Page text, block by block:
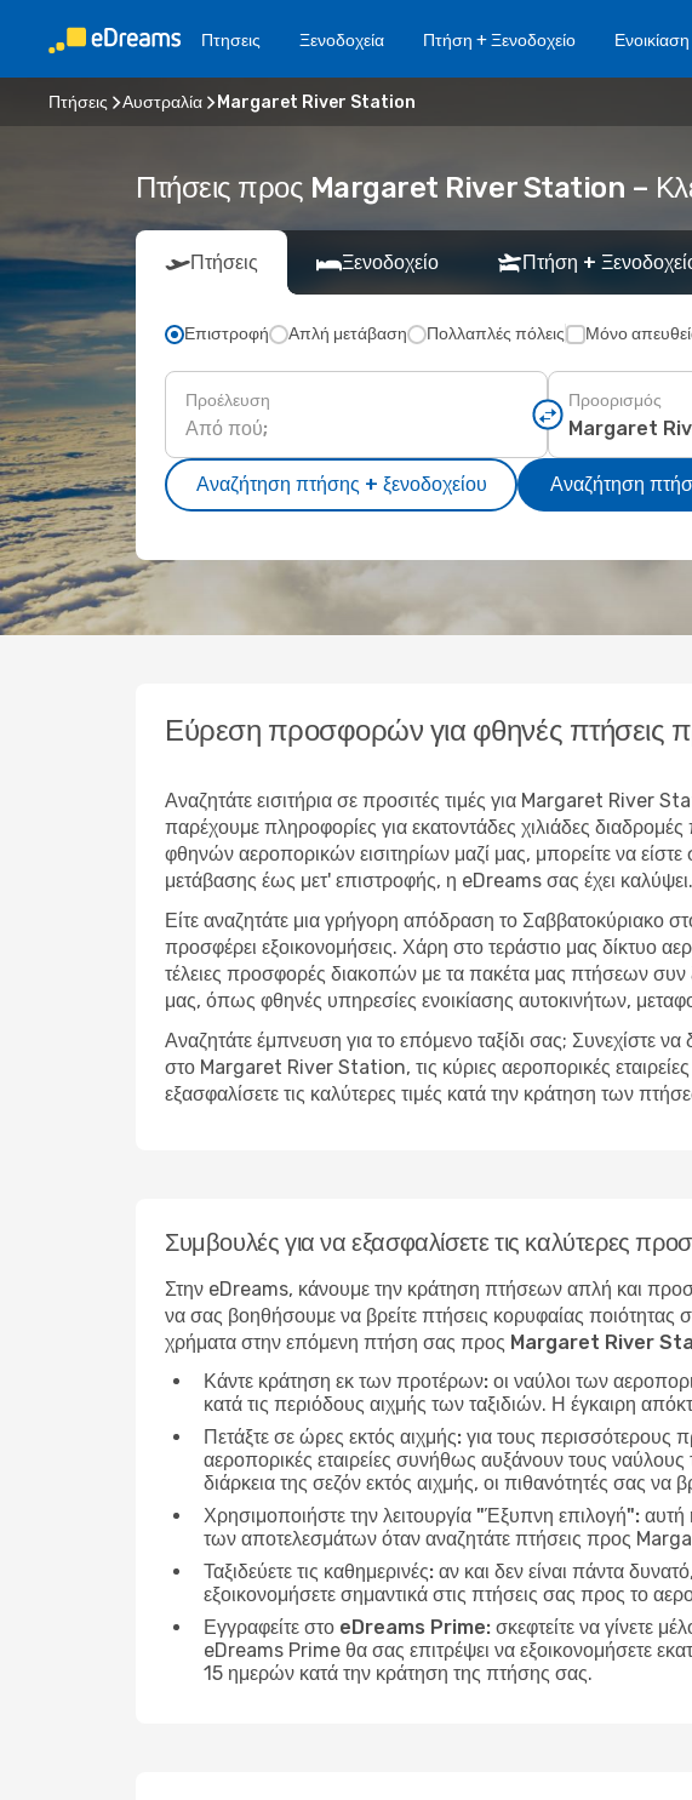
Πτησεις Ξενοδοχεία Πτήση + Ξενοδοχείο
Πτήσεις Αυστραλία Margaret River Station
Πτήσεις προς Margaret River Station –
Πτήσεις Ξενοδοχείο Πτήση +
Επιστροφή Απλή μετάβαση Πολλαπλές πόλεις Μόνο
Προέλευση Προορισμός
Αναζήτηση πτήσης + ξενοδοχείου Αναζήτηση
Εύρεση προσφορών για φθηνές
Αναζητάτε εισιτήρια σε προσιτές τιμές για Margaret River
παρέχουμε πληροφορίες για εκατοντάδες χιλιάδες
φθηνών αεροπορικών εισιτηρίων μαζί μας, μπορείτε να είστε
μετάβασης έως μετ' επιστροφής, η eDreams σας έχει καλύψει.
Είτε αναζητάτε μια γρήγορη απόδραση το Σαββατοκύριακο
προσφέρει εξοικονομήσεις. Χάρη στο τεράστιο μας δίκτυο
τέλειες προσφορές διακοπών με τα πακέτα μας πτήσεων συν
μας, όπως φθηνές υπηρεσίες ενοικίασης αυτοκινήτων,
Αναζητάτε έμπνευση για το επόμενο ταξίδι σας; Συνεχίστε να
στο Margaret River Station, τις κύριες αεροπορικές
εξασφαλίσετε τις καλύτερες τιμές κατά την κράτηση των
Συμβουλές για να εξασφαλίσετε τις
Στην eDreams, κάνουμε την κράτηση πτήσεων απλή και
να σας βοηθήσουμε να βρείτε πτήσεις κορυφαίας ποιότητας
χρήματα στην επόμενη πτήση σας προς Margaret River
Κάντε κράτηση εκ των προτέρων: οι ναύλοι των
κατά τις περιόδους αιχμής των ταξιδιών. Η έγκαιρη
Πετάξτε σε ώρες εκτός αιχμής: για τους περισσότερους
αεροπορικές εταιρείες συνήθως αυξάνουν τους
διάρκεια της σεζόν εκτός αιχμής, οι πιθανότητές σας να
Χρησιμοποιήστε την λειτουργία "Έξυπνη επιλογή": αυτή
των αποτελεσμάτων όταν αναζητάτε πτήσεις προς
Ταξιδεύετε τις καθημερινές: αν και δεν είναι πάντα
εξοικονομήσετε σημαντικά στις πτήσεις σας προς το
Εγγραφείτε στο eDreams Prime: σκεφτείτε να γίνετε
eDreams Prime θα σας επιτρέψει να εξοικονομήσετε
15 ημερών κατά την κράτηση της πτήσης σας.